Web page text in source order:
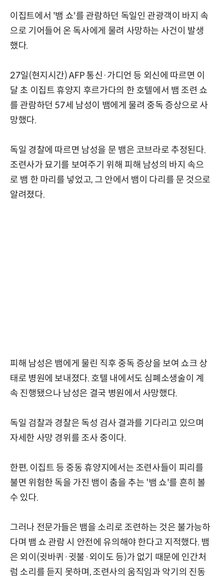
이집트에서 '뱀 쇼'를 관람하던 독일인 관광객이 바지 속
으로 기어들어 온 독사에게 물려 사망하는 사건이 발생
했다.
27일(현지시간) AFP 통신·가디언 등 외신에 따르면 이
달 초 이집트 휴양지 후르가다의 한 호텔에서 뱀 조련 쇼
를 관람하던 57세 남성이 뱀에게 물려 중독 증상으로 사
망했다.
독일 경찰에 따르면 남성을 문 뱀은 코브라로 추정된다.
조련사가 묘기를 보여주기 위해 피해 남성의 바지 속으
로 뱀 한 마리를 넣었고, 그 안에서 뱀이 다리를 문 것으로
알려졌다.
피해 남성은 뱀에게 물린 직후 중독 증상을 보여 쇼크 상
태로 병원에 보내졌다. 호텔 내에서도 심폐소생술이 계
속 진행됐으나 남성은 결국 병원에서 사망했다.
독일 검찰과 경찰은 독성 검사 결과를 기다리고 있으며
자세한 사망 경위를 조사 중이다.
한편, 이집트 등 중동 휴양지에서는 조련사들이 피리를
불면 위험한 독을 가진 뱀이 춤을 추는 '뱀 쇼'를 흔히 볼
수 있다.
그러나 전문가들은 뱀을 소리로 조련하는 것은 불가능하
다며 뱀 쇼 관람 시 안전에 유의해야 한다고 지적했다. 뱀
은 외이(귓바퀴·귓불·외이도 등)가 없기 때문에 인간처
럼 소리를 듣지 못하며, 조련사의 움직임과 악기의 진동